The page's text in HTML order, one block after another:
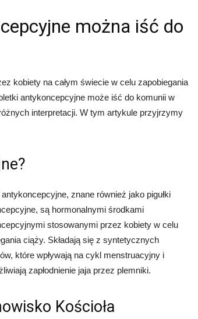
można iść do
kobiety na całym świecie w celu zapobiegania
antykoncepcyjne może iść do komunii w
interpretacji. W tym artykule przyjrzymy
antykoncepcyjne, znane również jako pigułki
są hormonalnymi środkami
stosowanymi przez kobiety w celu
ciąży. Składają się z syntetycznych
które wpływają na cykl menstruacyjny i
zapłodnienie jaja przez plemniki.
Kościoła